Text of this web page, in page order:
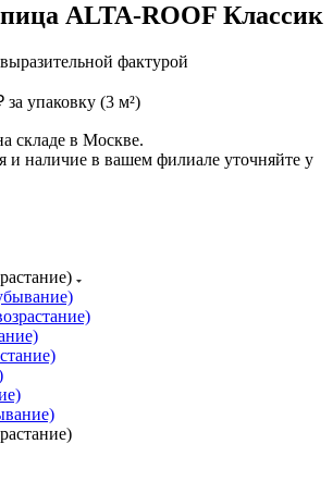
ALTA-ROOF Классик
фактурой
за упаковку (3 м²)
складе в Москве.
и наличие в вашем филиале уточняйте у